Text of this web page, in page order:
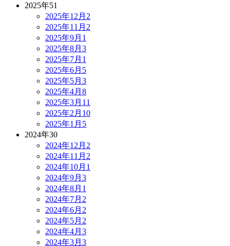
2025年51
2025年12月 2
2025年11月 2
2025年9月 1
2025年8月 3
2025年7月 1
2025年6月 5
2025年5月 3
2025年4月 8
2025年3月 11
2025年2月 10
2025年1月 5
2024年30
2024年12月 2
2024年11月 2
2024年10月 1
2024年9月 3
2024年8月 1
2024年7月 2
2024年6月 2
2024年5月 2
2024年4月 3
2024年3月 3